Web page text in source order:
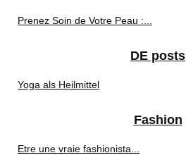
Prenez Soin de Votre Peau :...
DE posts
Yoga als Heilmittel
Fashion
Etre une vraie fashionista...